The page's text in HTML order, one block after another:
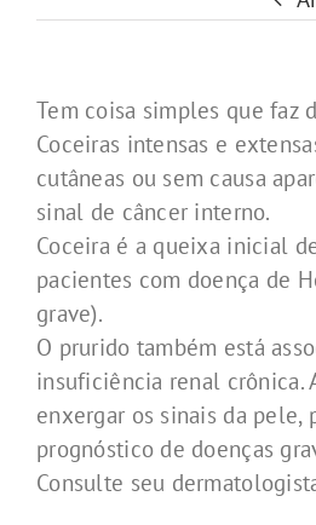
Tem coisa simples que faz
Coceiras intensas e
cutâneas ou sem causa
sinal de câncer interno.
Coceira é a queixa inicial
pacientes com doença de
grave).
O prurido também está
insuficiência renal crônica.
enxergar os sinais da pele,
prognóstico de doenças
Consulte seu